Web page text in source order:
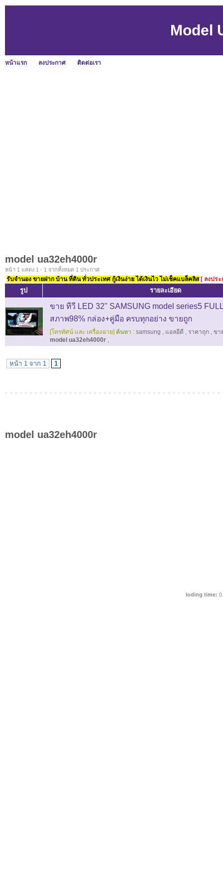
Model
หน้าแรก ลงประกาศ ติดต่อเรา
model ua32eh4000r
หน้า 1 แสดง 1 - 1 จากทั้งหมด 1 ประกาศ
รับจำนอง ขายฝาก บ้าน ที่ดิน ทั่วประเทศ กู้เงินง่าย ได้เงินไว ไม่เช็คแบล็คลิส [ ลงปร
รูป รายละเอียด
ขาย ทีวี LED 32" SAMSUNG model series5
สภาพ98% กล่อง+คู่มือ ครบทุกอย่าง ขายถูก
[โทรทัศน์ และ เครื่องฉาย] ค้นหา : samsung , แอลอีดี , ราคาถุก , ขา
model ua32eh4000r ,
หน้า 1 จาก 1 1
model ua32eh4000r
loding time: